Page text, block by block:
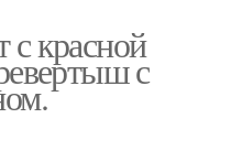
с красной
с